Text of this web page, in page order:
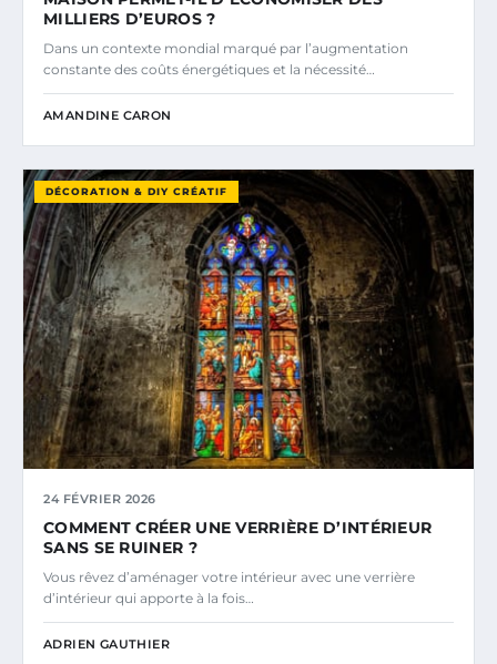
MILLIERS D’EUROS ?
Dans un contexte mondial marqué par l’augmentation
constante des coûts énergétiques et la nécessité…
AMANDINE CARON
DÉCORATION & DIY CRÉATIF
24 FÉVRIER 2026
COMMENT CRÉER UNE VERRIÈRE D’INTÉRIEUR
SANS SE RUINER ?
Vous rêvez d’aménager votre intérieur avec une verrière
d’intérieur qui apporte à la fois…
ADRIEN GAUTHIER